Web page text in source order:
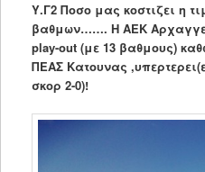
Υ.Γ2 Ποσο μας κοστιζει η
βαθμων……. Η ΑΕΚ
play-out (με 13 βαθμους)
ΠΕΑΣ Κατουνας
σκορ 2-0)!